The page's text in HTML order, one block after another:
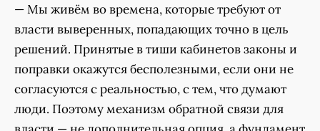
— Мы живём во времена, которые требуют от
власти выверенных, попадающих точно в цель
решений. Принятые в тиши кабинетов законы и
поправки окажутся бесполезными, если они не
согласуются с реальностью, с тем, что думают
люди. Поэтому механизм обратной связи для